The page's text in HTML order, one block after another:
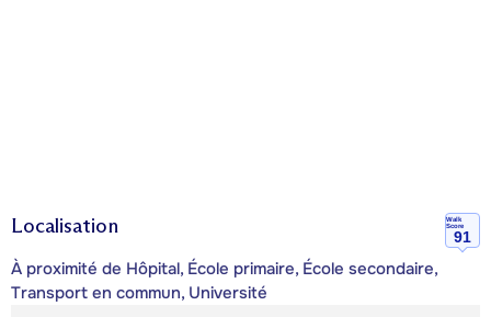
Localisation
Walk
Score
91
À proximité de Hôpital, École primaire, École secondaire,
Transport en commun, Université